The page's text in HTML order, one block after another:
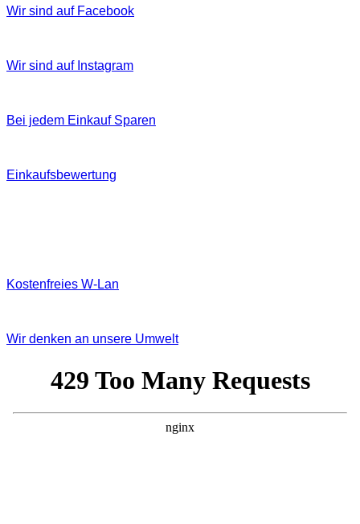
Wir sind auf Facebook
Wir sind auf Instagram
Bei jedem Einkauf Sparen
Einkaufsbewertung
Kostenfreies W‐Lan
Wir denken an unsere Umwelt